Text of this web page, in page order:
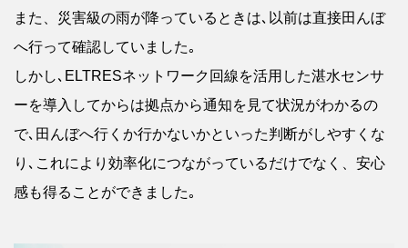
また、災害級の雨が降っているときは､以前は直接田んぼ
へ行って確認していました｡
しかし､ELTRESネットワーク回線を活用した湛水センサ
ーを導入してからは拠点から通知を見て状況がわかるの
で､田んぼへ行くか行かないかといった判断がしやすくな
り､これにより効率化につながっているだけでなく、安心
感も得ることができました｡